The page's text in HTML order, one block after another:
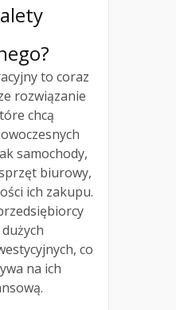
to coraz
rozwiązanie
chcą
samochody,
biurowy,
ich zakupu.
co
na ich